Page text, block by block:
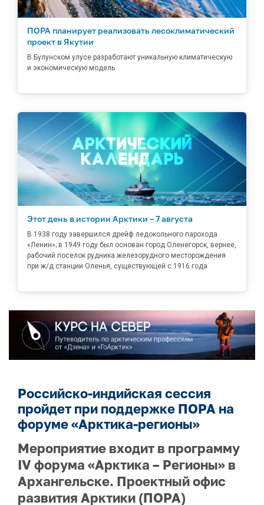
ПОРА планирует реализовать лесоклиматический
проект в Якутии
В Булунском улусе разработают уникальную климатическую
и экономическую модель
Этот день в истории Арктики – 7 августа
В 1938 году завершился дрейф ледокольного парохода
«Ленин»; в 1949 году был основан город Оленегорск, вернее,
рабочий поселок рудника железорудного месторождения
при ж/д станции Оленья, существующей с 1916 года
Российско-индийская сессия
пройдет при поддержке ПОРА на
форуме «Арктика-регионы»
Мероприятие входит в программу
IV форума «Арктика – Регионы» в
Архангельске. Проектный офис
развития Арктики (ПОРА)